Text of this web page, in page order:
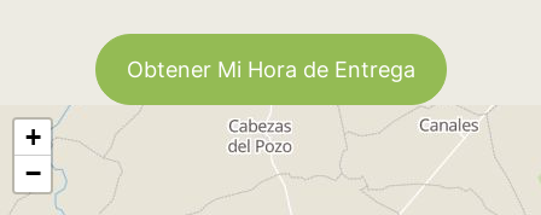
Obtener Mi Hora de Entrega
+
−